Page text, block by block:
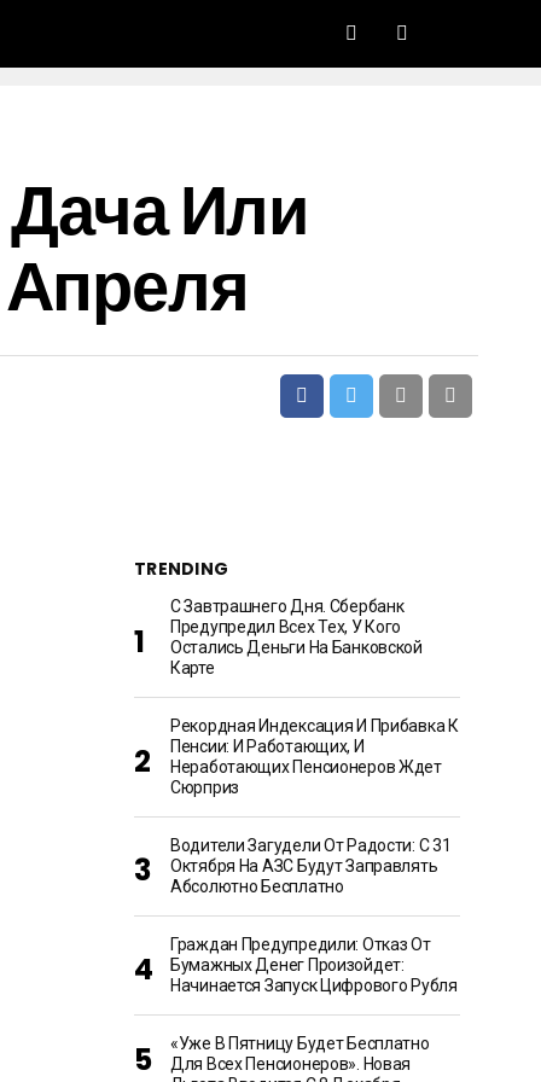
Дача Или
TRENDING
С Завтрашнего Дня. Сбербанк
Предупредил Всех Тех, У Кого
Остались Деньги На Банковской
Карте
Рекордная Индексация И Прибавка К
Пенсии: И Работающих, И
Неработающих Пенсионеров Ждет
Сюрприз
Водители Загудели От Радости: С 31
Октября На АЗС Будут Заправлять
Абсолютно Бесплатно
Граждан Предупредили: Отказ От
Бумажных Денег Произойдет:
Начинается Запуск Цифрового Рубля
«Уже В Пятницу Будет Бесплатно
Для Всех Пенсионеров». Новая